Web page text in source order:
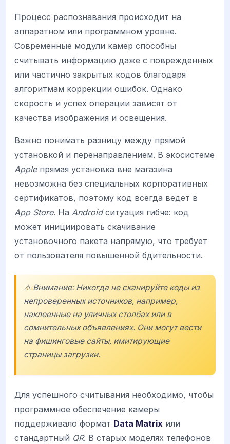
Процесс распознавания происходит на
аппаратном или программном уровне.
Современные модули камер способны
считывать информацию даже с поврежденных
или частично закрытых кодов благодаря
алгоритмам коррекции ошибок. Однако
скорость и успех операции зависят от
качества изображения и освещения.
Важно понимать разницу между прямой
установкой и перенаправлением. В экосистеме
Appleпрямая установка вне магазина
невозможна без специальных корпоративных
сертификатов, поэтому код всегда ведет в
App Store. На Androidситуация гибче: код
может инициировать скачивание
установочного пакета напрямую, что требует
от пользователя повышенной бдительности.
⚠️ Внимание: Никогда не сканируйте коды из
непроверенных источников, например,
наклеенные на уличных столбах или в
сомнительных объявлениях. Они могут вести
на фишинговые сайты, имитирующие
страницы загрузки.
Для успешного считывания необходимо, чтобы
программное обеспечение камеры
поддерживало формат Data Matrix или
стандартный QR. В старых моделях телефонов